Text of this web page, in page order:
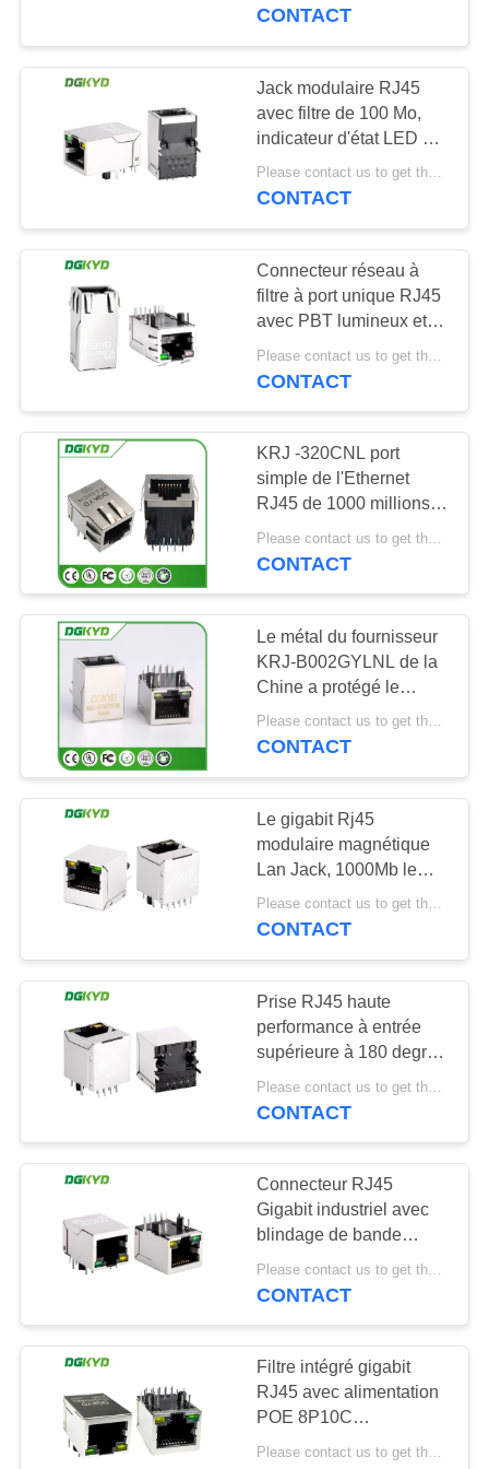
VISITE
D'USINE
CONTRÔLE
QUALITÉ
CONTACTEZ-
NOUS
UNE
CITATION
SITEMAP
POLITIQUE
MATIÈRE
PROTECTION
DE
PRIVÉE
Connecteurs
multiples du port
RJ45
101
Port RJ45 simple
127
connecteur de cat6
rj45
cric rj11
46
RJ45 avec le
transformateur
RJ45 SMD
39
RJ45 blindée
CONTACT
Jack modulaire RJ45
avec filtre de 100 Mo,
indicateur d'état LED et
connecteur métallique
blindé pour les
Please contact us to get the latest price. MOQ:1 pièce
CONTACT
Connecteur réseau à
filtre à port unique RJ45
avec PBT lumineux et
blindé
DGKYD411Q008DF3A1D
CONTACT
KRJ -320CNL port
simple de l'Ethernet
RJ45 de 1000 millions
de bits a intégré
magnétique
Please contact us to get the latest price. MOQ:1 morceau
CONTACT
Le métal du fournisseur
KRJ-B002GYLNL de la
Chine a protégé le
connecteur rj45
magnétique simple du
Please contact us to get the latest price. MOQ:1 morceau
CONTACT
Le gigabit Rj45
modulaire magnétique
Lan Jack, 1000Mb le
métal rj45 de KRJ-
1812QYGZNL a protégé
Please contact us to get the latest price. MOQ:1 morceau
CONTACT
Prise RJ45 haute
performance à entrée
supérieure à 180 degrés
avec transformateur Cat
5 KRJ-187GYNL
CONTACT
Connecteur RJ45
Gigabit industriel avec
blindage de bande
lumineuse TAB DOWN
DGKYD111Q042AB2A1D
Please contact us to get the latest price. MOQ:1 pièce
CONTACT
Filtre intégré gigabit
RJ45 avec alimentation
POE 8P10C
DGKYD111Q334AB2A1DP
Please contact us to get the latest price. MOQ:1 pièce